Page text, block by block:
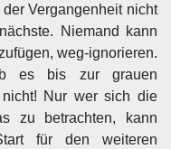
Vergangenheit nicht
Niemand kann
weg-ignorieren.
es bis zur grauen
nicht! Nur wer sich die
zu betrachten, kann
für den weiteren